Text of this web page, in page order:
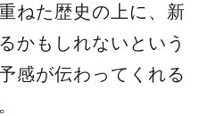
ねた歴史の上に、新
かもしれないという
感が伝わってくれる